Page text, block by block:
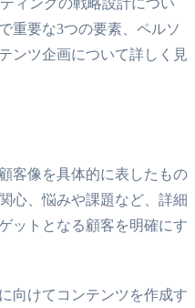
重要な3つの要素、ペルソ
ンツ企画について詳しく見
客像を具体的に表したもの
心、悩みや課題など、詳細
ットとなる顧客を明確にす
向けてコンテンツを作成す